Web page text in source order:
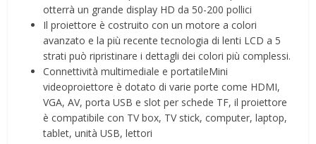
otterrà un grande display HD da 50-200 pollici
Il proiettore è costruito con un motore a colori
avanzato e la più recente tecnologia di lenti LCD a 5
strati può ripristinare i dettagli dei colori più complessi.
Connettività multimediale e portatileMini
videoproiettore è dotato di varie porte come HDMI,
VGA, AV, porta USB e slot per schede TF, il proiettore
è compatibile con TV box, TV stick, computer, laptop,
tablet, unità USB, lettori